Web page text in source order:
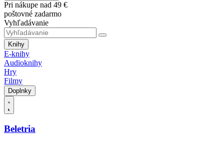
Pri nákupe nad 49 €
poštovné zadarmo
Vyhľadávanie
Knihy
E-knihy
Audioknihy
Hry
Filmy
Doplnky
Beletria